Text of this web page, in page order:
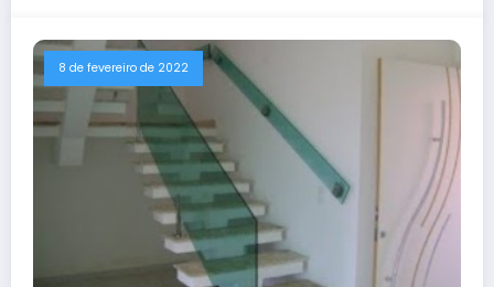
8 de fevereiro de 2022